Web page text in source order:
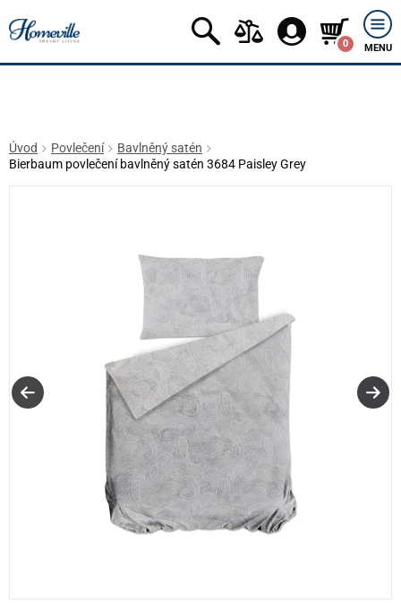
0 MENU
Úvod Povlečení
Bavlněný satén
Bierbaum povlečení bavlněný satén 3684 Paisley Grey